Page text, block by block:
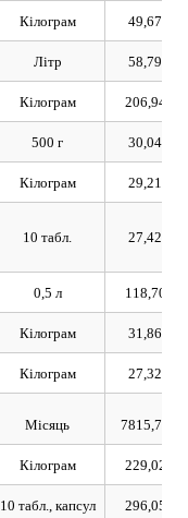
Кілограм 49,67
Літр 58,79
Кілограм 206,94
500 г 30,04
Кілограм 29,21
10 табл. 27,42
0,5 л 118,70
Кілограм 31,86
Кілограм 27,32
Місяць 7815,78
Кілограм 229,02
10 табл., капсул 296,05